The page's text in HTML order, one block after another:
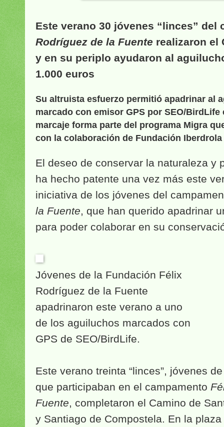
Este verano 30 jóvenes “linces” del
Rodríguez de la Fuente realizaron el
y en su periplo ayudaron al
1.000 euros
Su altruista esfuerzo permitió apadrinar al
marcado con emisor GPS por SEO/BirdLife
marcaje forma parte del programa Migra
con la colaboración de Fundación Iberdrola
El deseo de conservar la naturaleza y
ha hecho patente una vez más este
iniciativa de los jóvenes del
la Fuente, que han querido apadrinar
para poder colaborar en su
Jóvenes de la Fundación Félix
Rodríguez de la Fuente
apadrinaron este verano a uno
de los aguiluchos marcados con
GPS de SEO/BirdLife.
Este verano treinta “linces”, jóvenes
que participaban en el campamento
Fuente, completaron el Camino de
y Santiago de Compostela. En la